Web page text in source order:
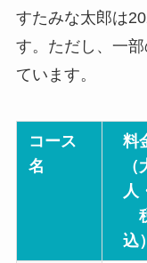
すたみな太郎は
す。ただし、一
ています。
コース
名
料
（
人
込）